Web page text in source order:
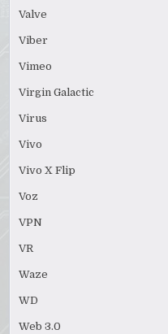
Valve
Viber
Vimeo
Virgin Galactic
Virus
Vivo
Vivo X Flip
Voz
VPN
VR
Waze
WD
Web 3.0